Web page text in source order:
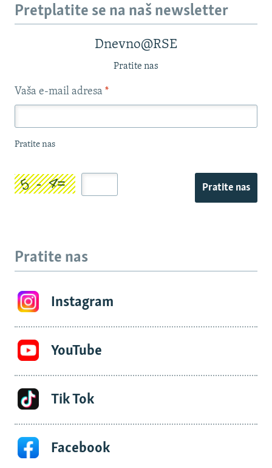
Pretplatite se na naš newsletter
Dnevno@RSE
Pratite nas
Vaša e-mail adresa *
Pratite nas
Pratite nas
Pratite nas
Instagram
YouTube
Tik Tok
Facebook